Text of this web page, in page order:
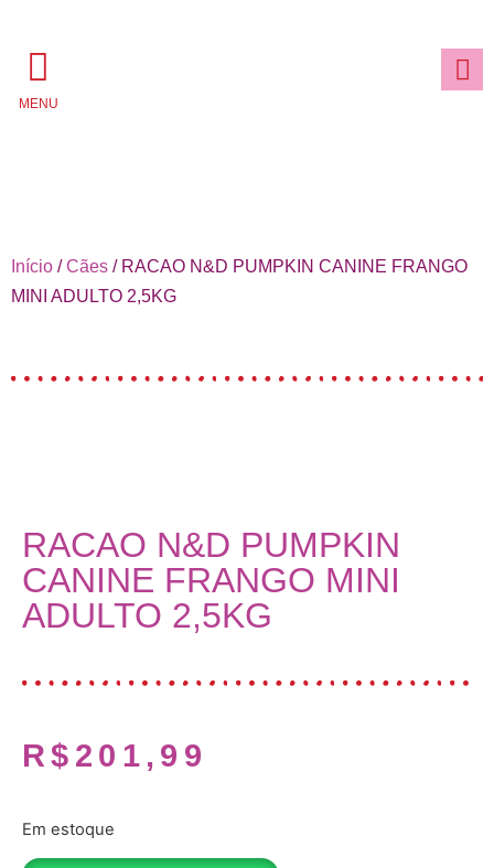
MENU
Início /Cães / RACAO N&D PUMPKIN CANINE FRANGO
MINI ADULTO 2,5KG
RACAO N&D PUMPKIN
CANINE FRANGO MINI
ADULTO 2,5KG
R$ 201,99
Em estoque